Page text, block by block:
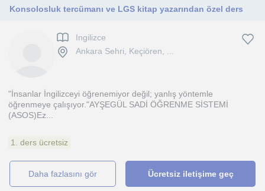
Konsolosluk tercümanı ve LGS kitap yazarından özel ders
Ingilizce
Ankara Sehri, Keçiören, ...
"İnsanlar İngilizceyi öğrenemiyor değil; yanlış yöntemle
öğrenmeye çalışıyor."AYŞEGÜL SADİ ÖĞRENME SİSTEMİ
(ASOS)Ez...
1. ders ücretsiz
daha fazlasını gör Ücretsiz iletişime geç